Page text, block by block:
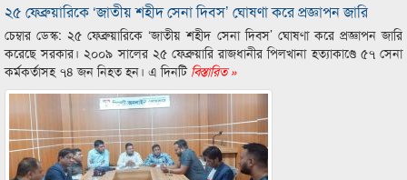
২৫ ফেব্রুয়ারিকে ‘জাতীয় শহীদ সেনা দিবস’ ঘোষণা করে প্রজ্ঞাপন জারি
চেম্বার ডেস্ক: ২৫ ফেব্রুয়ারিকে ‘জাতীয় শহীদ সেনা দিবস’ ঘোষণা করে প্রজ্ঞাপন জারি
করেছে সরকার। ২০০৯ সালের ২৫ ফেব্রুয়ারি রাজধানীর পিলখানা হত্যাকাণ্ডে ৫৭ সেনা
কর্মকর্তাসহ ৭৪ জন নিহত হন। এ দিনটিবিস্তারিত »